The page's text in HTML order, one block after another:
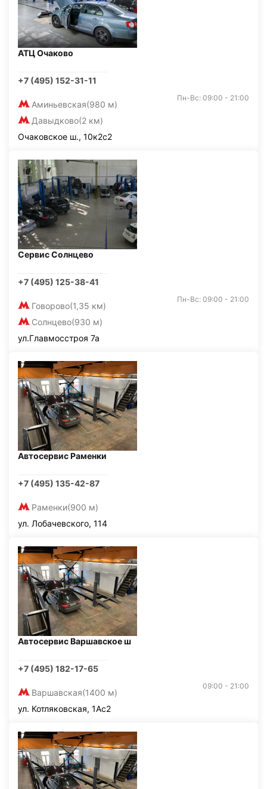
АТЦ Очаково
+7 (495) 152-31-11
Аминьевская(980 м)
Давыдково(2 км)
Пн-Вс: 09:00 - 21:00
Очаковское ш., 10к2с2
Сервис Солнцево
+7 (495) 125-38-41
Говорово(1,35 км)
Солнцево(930 м)
Пн-Вс: 09:00 - 21:00
ул.Главмосстроя 7а
Автосервис Раменки
+7 (495) 135-42-87
Раменки(900 м)
ул. Лобачевского, 114
Автосервис Варшавское ш
+7 (495) 182-17-65
Варшавская(1400 м)
09:00 - 21:00
ул. Котляковская, 1Ас2